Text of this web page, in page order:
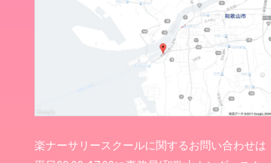
楽ナーサリースクールに関するお問い合わせは